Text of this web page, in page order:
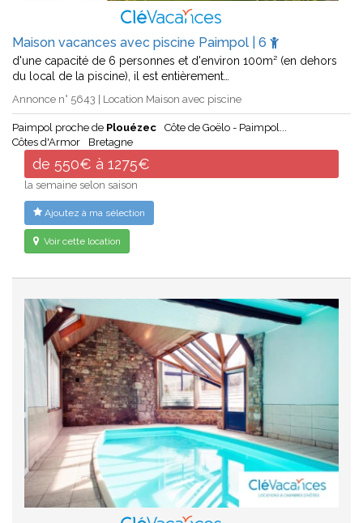
Maison vacances avec piscine Paimpol | 6
d'une capacité de 6 personnes et d'environ 100m² (en dehors
du local de la piscine), il est entièrement…
Annonce n° 5643 | Location Maison avec piscine
Paimpol proche de Plouézec
Côte de Goëlo - Paimpol...
Côtes d'Armor
Bretagne
de 550€ à 1275€
la semaine selon saison
Ajoutez à ma sélection
Voir cette location